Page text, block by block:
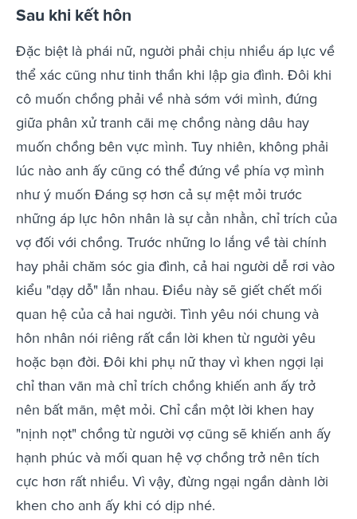
Sau khi kết hôn
Đặc biệt là phái nữ, người phải chịu nhiều áp lực về
thể xác cũng như tinh thần khi lập gia đình. Đôi khi
cô muốn chồng phải về nhà sớm với mình, đứng
giữa phân xử tranh cãi mẹ chồng nàng dâu hay
muốn chồng bên vực mình. Tuy nhiên, không phải
lúc nào anh ấy cũng có thể đứng về phía vợ mình
như ý muốn Đáng sợ hơn cả sự mệt mỏi trước
những áp lực hôn nhân là sự cằn nhằn, chỉ trích của
vợ đối với chồng. Trước những lo lắng về tài chính
hay phải chăm sóc gia đình, cả hai người dễ rơi vào
kiểu "dạy dỗ" lẫn nhau. Điều này sẽ giết chết mối
quan hệ của cả hai người. Tình yêu nói chung và
hôn nhân nói riêng rất cần lời khen từ người yêu
hoặc bạn đời. Đôi khi phụ nữ thay vì khen ngợi lại
chỉ than vãn mà chỉ trích chồng khiến anh ấy trở
nên bất mãn, mệt mỏi. Chỉ cần một lời khen hay
"nịnh nọt" chồng từ người vợ cũng sẽ khiến anh ấy
hạnh phúc và mối quan hệ vợ chồng trở nên tích
cực hơn rất nhiều. Vì vậy, đừng ngại ngần dành lời
khen cho anh ấy khi có dịp nhé.